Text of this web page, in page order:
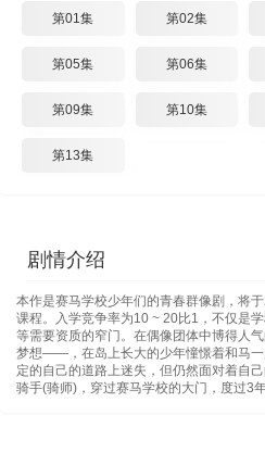
第01集 第02集
第05集 第06集
第09集 第10集
第13集
剧情介绍
本作是赛马学校少年们的青春群像剧，将
课程。入学竞争率为10 ~ 20比1，不仅是
等需要资质的窄门。在偶像团体中博得人
梦想——，在岛上长大的少年憧憬着和马
定的自己的道路上迷失，但仍然面对着自
骑手(骑师)，穿过赛马学校的大门，度过3